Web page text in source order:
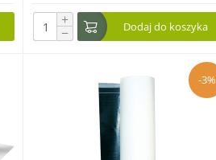
+
− Dodaj do koszyka
-3%